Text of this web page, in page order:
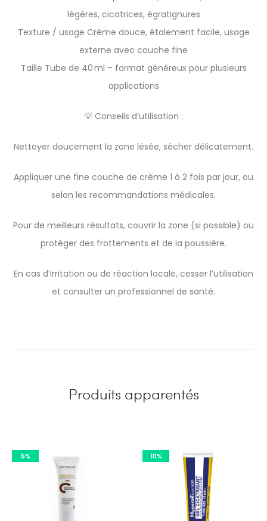
légères, cicatrices, égratignures
Texture / usage Crème douce, étalement facile, usage
externe avec couche fine
Taille Tube de 40 ml – format généreux pour plusieurs
applications
💡 Conseils d’utilisation :
Nettoyer doucement la zone lésée, sécher délicatement.
Appliquer une fine couche de crème 1 à 2 fois par jour, ou
selon les recommandations médicales.
Pour de meilleurs résultats, couvrir la zone (si possible) ou
protéger des frottements et de la poussière.
En cas d’irritation ou de réaction locale, cesser l’utilisation
et consulter un professionnel de santé.
Produits apparentés
5% 10%